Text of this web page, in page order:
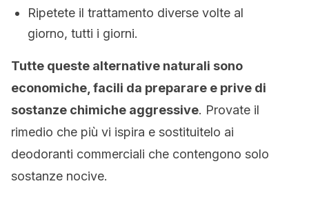
Ripetete il trattamento diverse volte al
giorno, tutti i giorni.
Tutte queste alternative naturali sono
economiche, facili da preparare e prive di
sostanze chimiche aggressive. Provate il
rimedio che più vi ispira e sostituitelo ai
deodoranti commerciali che contengono solo
sostanze nocive.